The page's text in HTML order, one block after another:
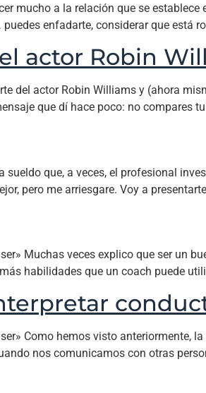
mucho a la relación que se
enfadarte, considerar que está
actor Robin
del actor Robin Williams y (ahora
que dí hace poco: no compares
sueldo que, a veces, el profesional
pero me arriesgare. Voy a
Muchas veces explico que ser un
habilidades que un coach puede
Como hemos visto
nos comunicamos con otras